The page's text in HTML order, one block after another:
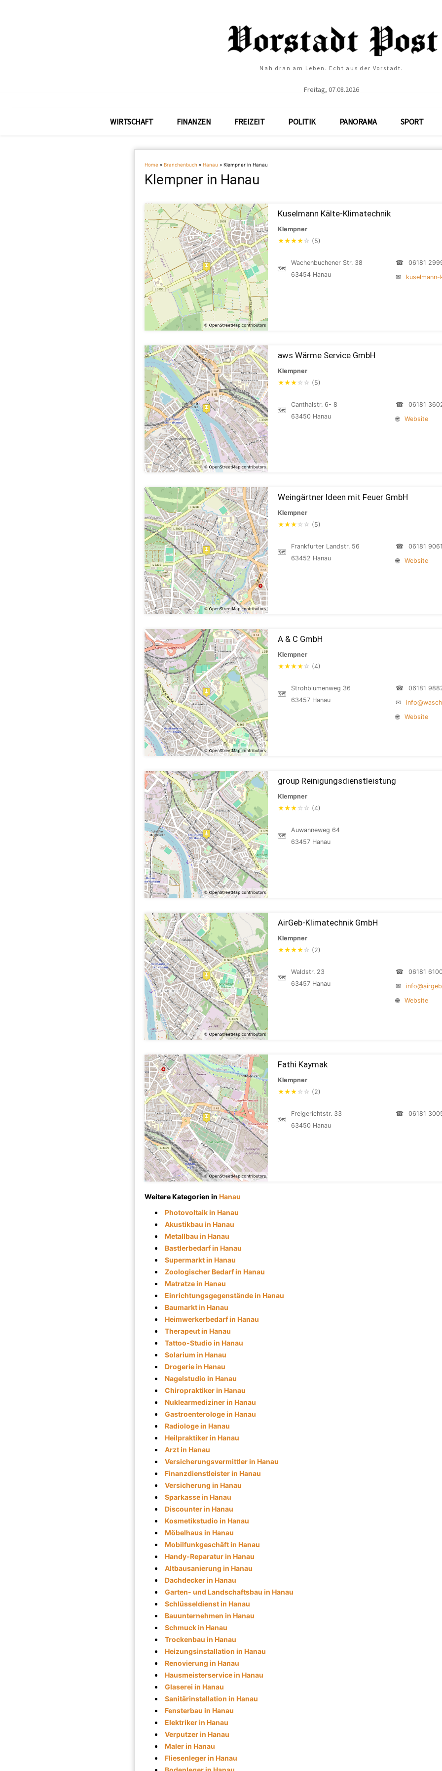
Nah dran am Leben. Echt aus der Vorstadt.
Freitag, 07.08.2026
WIRTSCHAFT FINANZEN FREIZEIT POLITIK PANORAMA SPORT
Home » Branchenbuch » Hanau » Klempner in Hanau
Klempner in Hanau
Kuselmann Kälte-Klimatechnik
Klempner
★★★★ ☆ (5)
🗺
Wachenbuchener Str. 38
63454 Hanau
☎
06181
✉
kuselmann-
aws Wärme Service GmbH
Klempner
★★★ ☆ ☆ (5)
🗺
Canthalstr. 6- 8
63450 Hanau
☎
06181
🌐
Website
Weingärtner Ideen mit Feuer GmbH
Klempner
★★★ ☆ ☆ (5)
🗺
Frankfurter Landstr. 56
63452 Hanau
☎
06181
🌐
Website
A & C GmbH
Klempner
★★★★ ☆ (4)
🗺
Strohblumenweg 36
63457 Hanau
☎
06181
✉
🌐
Website
group Reinigungsdienstleistung
Klempner
★★★ ☆ ☆ (4)
🗺
Auwanneweg 64
63457 Hanau
AirGeb-Klimatechnik GmbH
Klempner
★★★★ ☆ (2)
🗺
Waldstr. 23
63457 Hanau
☎
06181
✉
🌐
Website
Fathi Kaymak
Klempner
★★★ ☆ ☆ (2)
🗺
Freigerichtstr. 33
63450 Hanau
☎ 06181
Weitere Kategorien in Hanau
Photovoltaik in Hanau
Akustikbau in Hanau
Metallbau in Hanau
Bastlerbedarf in Hanau
Supermarkt in Hanau
Zoologischer Bedarf in Hanau
Matratze in Hanau
Einrichtungsgegenstände in Hanau
Baumarkt in Hanau
Heimwerkerbedarf in Hanau
Therapeut in Hanau
Tattoo-Studio in Hanau
Solarium in Hanau
Drogerie in Hanau
Nagelstudio in Hanau
Chiropraktiker in Hanau
Nuklearmediziner in Hanau
Gastroenterologe in Hanau
Radiologe in Hanau
Heilpraktiker in Hanau
Arzt in Hanau
Versicherungsvermittler in Hanau
Finanzdienstleister in Hanau
Versicherung in Hanau
Sparkasse in Hanau
Discounter in Hanau
Kosmetikstudio in Hanau
Möbelhaus in Hanau
Mobilfunkgeschäft in Hanau
Handy-Reparatur in Hanau
Altbausanierung in Hanau
Dachdecker in Hanau
Garten- und Landschaftsbau in Hanau
Schlüsseldienst in Hanau
Bauunternehmen in Hanau
Schmuck in Hanau
Trockenbau in Hanau
Heizungsinstallation in Hanau
Renovierung in Hanau
Hausmeisterservice in Hanau
Glaserei in Hanau
Sanitärinstallation in Hanau
Fensterbau in Hanau
Elektriker in Hanau
Verputzer in Hanau
Maler in Hanau
Fliesenleger in Hanau